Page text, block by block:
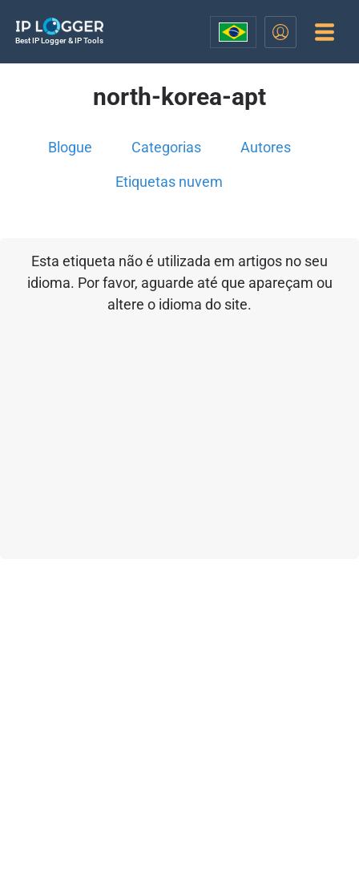
Best IP Logger & IP Tools
north-korea-apt
Blogue Categorias Autores
Etiquetas nuvem